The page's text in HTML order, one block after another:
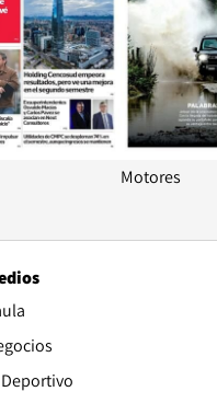
Motores
Deportivo